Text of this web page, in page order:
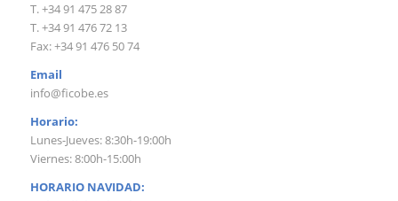
T. +34 91 475 28 87
T. +34 91 476 72 13
Fax: +34 91 476 50 74
Email
info@ficobe.es
Horario:
Lunes-Jueves: 8:30h-19:00h
Viernes: 8:00h-15:00h
HORARIO NAVIDAD: